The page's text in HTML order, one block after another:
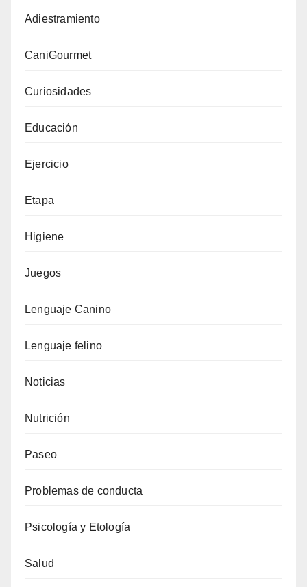
Adiestramiento
CaniGourmet
Curiosidades
Educación
Ejercicio
Etapa
Higiene
Juegos
Lenguaje Canino
Lenguaje felino
Noticias
Nutrición
Paseo
Problemas de conducta
Psicología y Etología
Salud